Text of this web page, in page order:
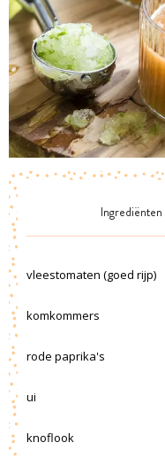
Ingrediënten
vleestomaten (goed rijp)
komkommers
rode paprika's
ui
knoflook